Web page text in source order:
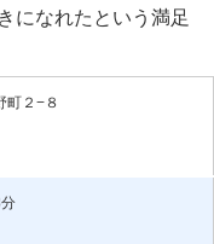
になれたという満足
町２−８